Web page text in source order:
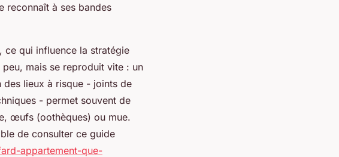
reconnaît à ses bandes
ce qui influence la stratégie
mais se reproduit vite : un
des lieux à risque - joints de
- permet souvent de
œufs (oothèques) ou mue.
de consulter ce guide
appartement-que-